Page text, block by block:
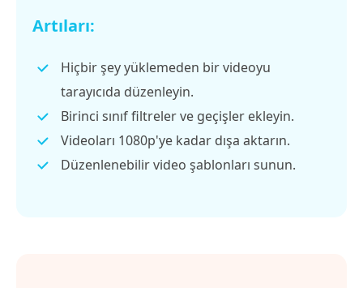
Artıları:
Hiçbir şey yüklemeden bir videoyu
tarayıcıda düzenleyin.
Birinci sınıf filtreler ve geçişler ekleyin.
Videoları 1080p'ye kadar dışa aktarın.
Düzenlenebilir video şablonları sunun.